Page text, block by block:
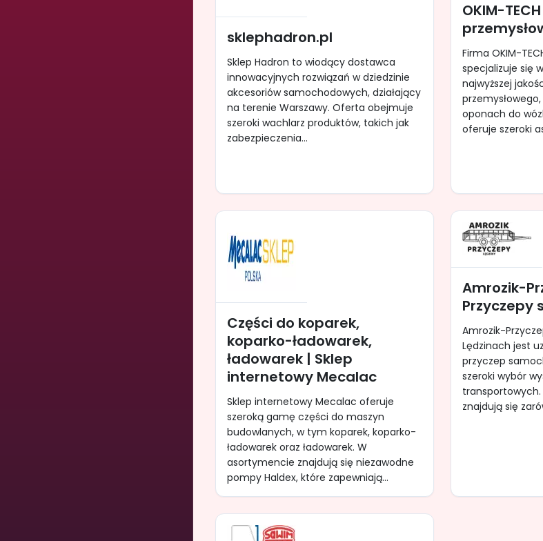
sklephadron.pl
Sklep Hadron to wiodący dostawca
innowacyjnych rozwiązań w dziedzinie
akcesoriów samochodowych, działający
na terenie Warszawy. Oferta obejmuje
szeroki wachlarz produktów, takich jak
zabezpieczenia...
OKIM-
Firma OKIM-
specjalizuje się
najwyższej
oponach do
oferuje szeroki
Części do koparek,
koparko-ładowarek,
ładowarek | Sklep
internetowy Mecalac
Sklep internetowy Mecalac oferuje
szeroką gamę części do maszyn
budowlanych, w tym koparek, koparko-
ładowarek oraz ładowarek. W
asortymencie znajdują się niezawodne
pompy Haldex, które zapewniają...
Amrozik-
Przyczepy
Amrozik-
Lędzinach jest
przyczep
szeroki wybór
znajdują się